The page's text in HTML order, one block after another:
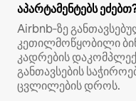
აპარტამენტებს
Airbnb‑ზე
კეთილმოწყობილი
კადრების
განთავსების
ცვლილების დროს.